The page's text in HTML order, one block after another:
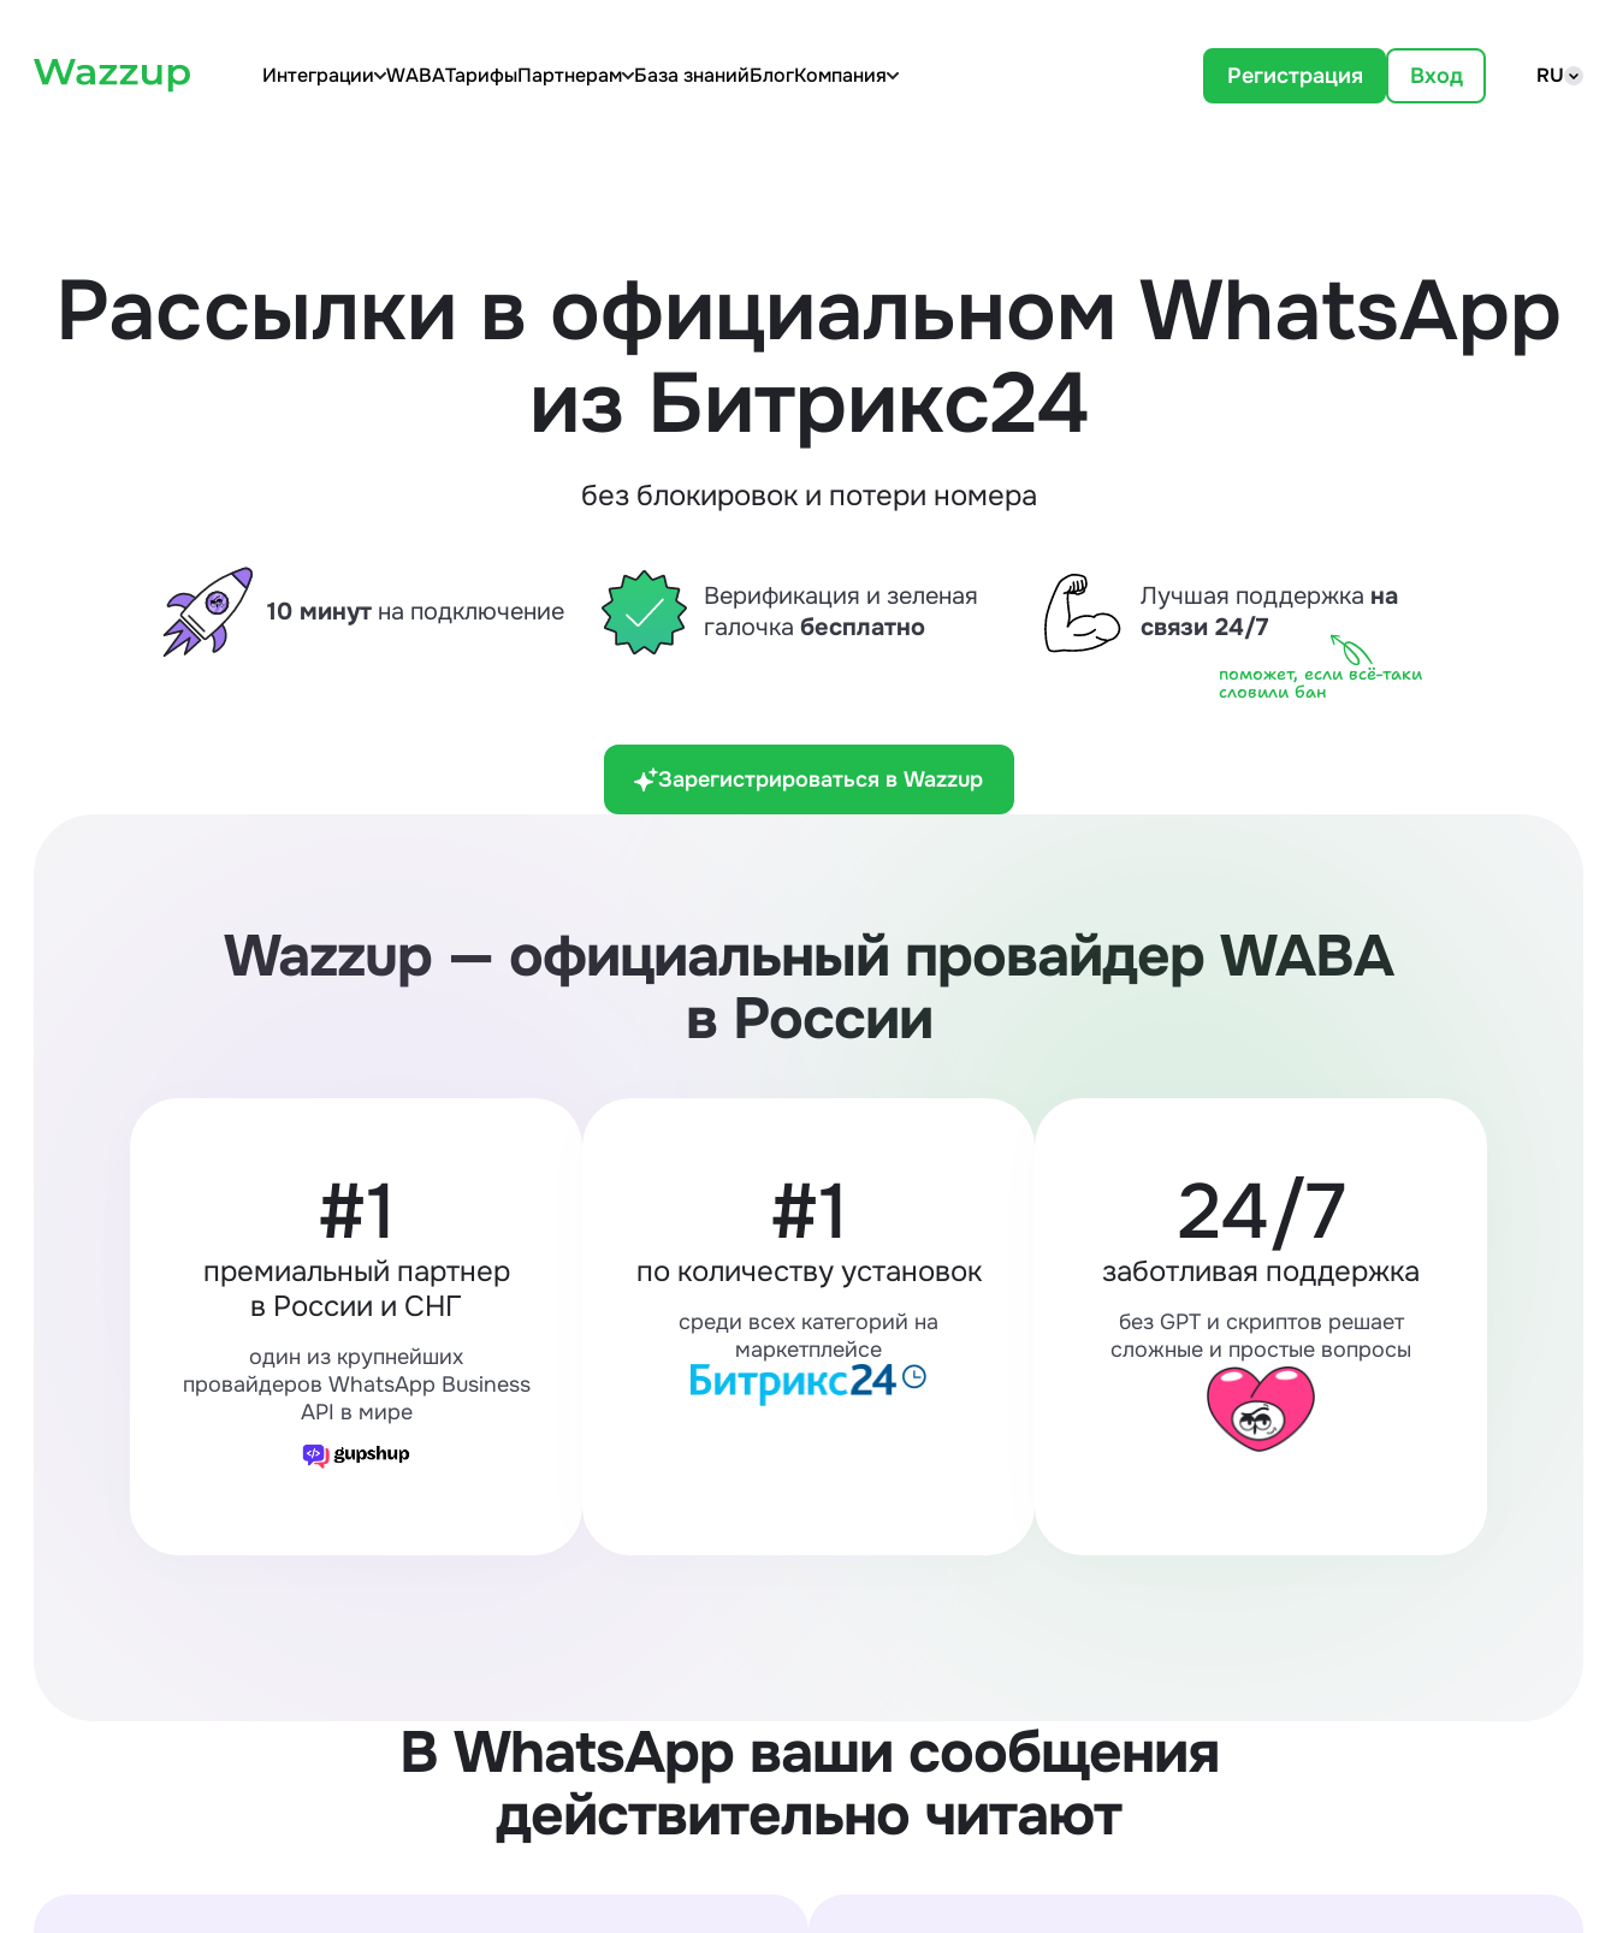
Интеграции WABAТарифыПартнерам База знанийБлогКомпания Регистрация Вход RU
Рассылки в официальном WhatsApp
из Битрикс24
без блокировок и потери номера
10 минут на подключение
Верификация и зеленая
галочка бесплатно
Лучшая поддержка на
связи 24/7
поможет, если всё-таки
словили бан
Зарегистрироваться в Wazzup
Wazzup — официальный провайдер WABA
в России
#1
премиальный партнер
в России и СНГ
один из крупнейших
провайдеров WhatsApp Business
API в мире
#1
по количеству установок
среди всех категорий на
маркетплейсе
24/7
заботливая поддержка
без GPT и скриптов решает
сложные и простые вопросы
В WhatsApp ваши сообщения
действительно читают